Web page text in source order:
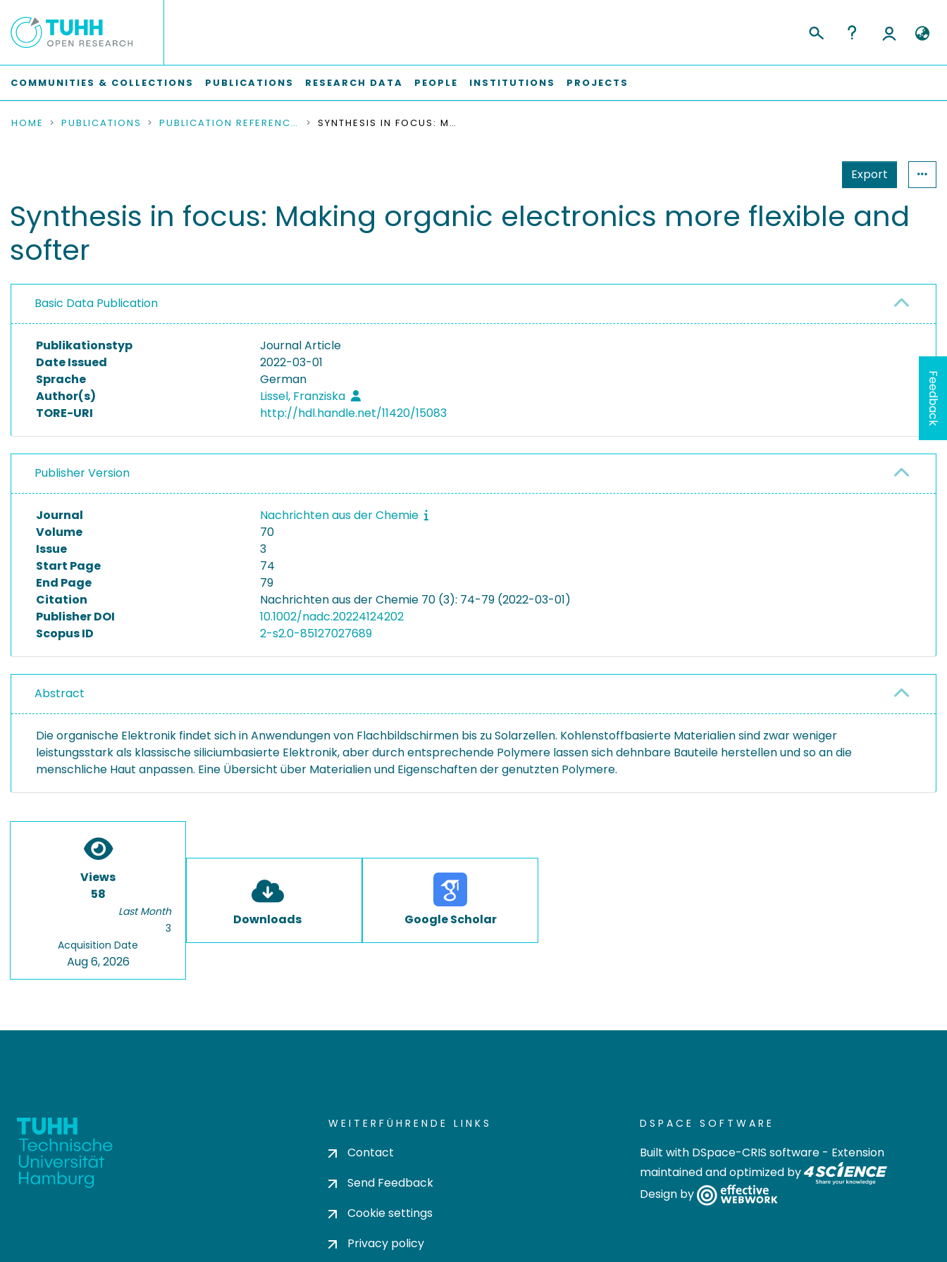
COMMUNITIES & COLLECTIONS PUBLICATIONS RESEARCH DATA PEOPLE INSTITUTIONS PROJECTS
HOME PUBLICATIONS PUBLICATION REFERENCES SYNTHESIS IN FOCUS: MAKING ORGANIC ELECTRONICS MORE FLEXIBLE AND SOFTER
Export
Synthesis in focus: Making organic electronics more flexible and
softer
Basic Data Publication
Publikationstyp
Journal Article
Date Issued
2022-03-01
Sprache
German
Author(s)
Lissel, Franziska
TORE-URI
http://hdl.handle.net/11420/15083
Publisher Version
Journal
Nachrichten aus der Chemie
Volume
70
Issue
3
Start Page
74
End Page
79
Citation
Nachrichten aus der Chemie 70 (3): 74-79 (2022-03-01)
Publisher DOI
10.1002/nadc.20224124202
Scopus ID
2-s2.0-85127027689
Abstract
Die organische Elektronik findet sich in Anwendungen von Flachbildschirmen bis zu Solarzellen. Kohlenstoffbasierte Materialien sind zwar weniger
leistungsstark als klassische siliciumbasierte Elektronik, aber durch entsprechende Polymere lassen sich dehnbare Bauteile herstellen und so an die
menschliche Haut anpassen. Eine Übersicht über Materialien und Eigenschaften der genutzten Polymere.
Views
58
Last Month
3
Acquisition Date
Aug 6, 2026
Downloads Google Scholar
WEITERFÜHRENDE LINKS
Contact
Send Feedback
Cookie settings
Privacy policy
DSPACE SOFTWARE
Built with DSpace-CRIS software - Extension
maintained and optimized by
Design by
Feedback